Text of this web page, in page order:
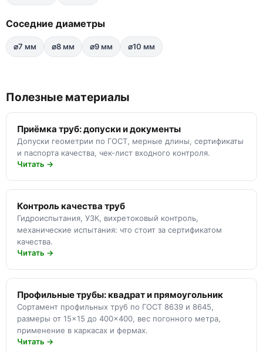
Соседние диаметры
⌀7 мм ⌀8 мм ⌀9 мм ⌀10 мм
Полезные материалы
Приёмка труб: допуски и документы
Допуски геометрии по ГОСТ, мерные длины, сертификаты
и паспорта качества, чек-лист входного контроля.
Читать →
Контроль качества труб
Гидроиспытания, УЗК, вихретоковый контроль,
механические испытания: что стоит за сертификатом
качества.
Читать →
Профильные трубы: квадрат и прямоугольник
Сортамент профильных труб по ГОСТ 8639 и 8645,
размеры от 15×15 до 400×400, вес погонного метра,
применение в каркасах и фермах.
Читать →